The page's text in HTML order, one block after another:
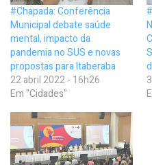
#Chapada: Conferência
Municipal debate saúde
mental, impacto da
pandemia no SUS e novas
propostas para Itaberaba
22 abril 2022 - 16h26
Em "Cidades"